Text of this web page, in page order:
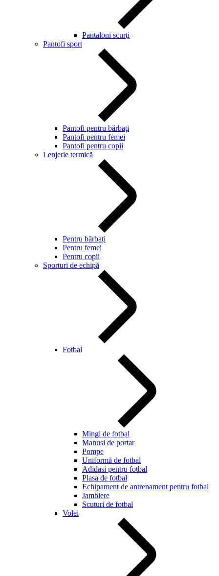
Pantaloni scurţi
Pantofi sport
Pantofi pentru bărbați
Pantofi pentru femei
Pantofi pentru copii
Lenjerie termică
Pentru bărbați
Pentru femei
Pentru copii
Sporturi de echipă
Fotbal
Mingi de fotbal
Manusi de portar
Pompe
Uniformă de fotbal
Adidasi pentru fotbal
Plasa de fotbal
Echipament de antrenament pentru fotbal
Jambiere
Scuturi de fotbal
Volei